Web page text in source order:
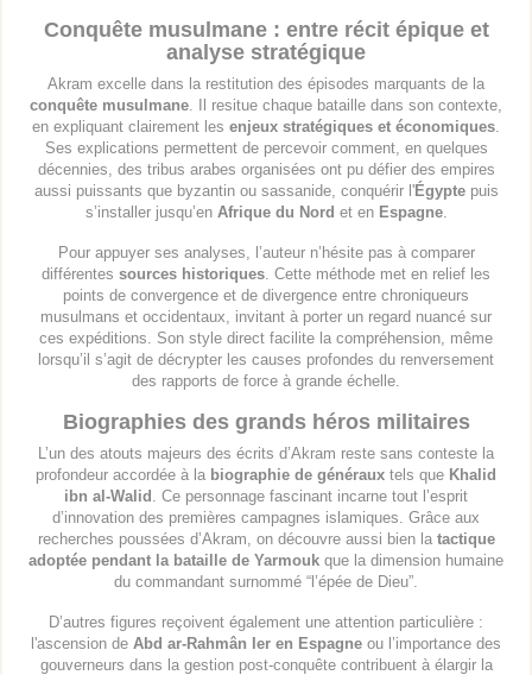
Conquête musulmane : entre récit épique et
analyse stratégique
Akram excelle dans la restitution des épisodes marquants de la
conquête musulmane . Il resitue chaque bataille dans son contexte,
en expliquant clairement les enjeux stratégiques et économiques
Ses explications permettent de percevoir comment, en quelques
décennies, des tribus arabes organisées ont pu défier des empires
aussi puissants que byzantin ou sassanide, conquérir l'Égyptepuis
s’installer jusqu’en Afrique du Nord et en Espagne.
Pour appuyer ses analyses, l’auteur n’hésite pas à comparer
différentes sources historiques . Cette méthode met en relief les
points de convergence et de divergence entre chroniqueurs
musulmans et occidentaux, invitant à porter un regard nuancé sur
ces expéditions. Son style direct facilite la compréhension, même
lorsqu’il s’agit de décrypter les causes profondes du renversement
des rapports de force à grande échelle.
Biographies des grands héros militaires
L’un des atouts majeurs des écrits d’Akram reste sans conteste la
profondeur accordée à la biographie de généraux tels que Khalid
ibn al-Walid . Ce personnage fascinant incarne tout l’esprit
d’innovation des premières campagnes islamiques. Grâce aux
recherches poussées d’Akram, on découvre aussi bien la tactique
adoptée pendant la bataille de Yarmouk que la dimension humaine
du commandant surnommé “l’épée de Dieu”.
D’autres figures reçoivent également une attention particulière :
l'ascension de Abd ar-Rahmân Ier en Espagne ou l’importance des
gouverneurs dans la gestion post-conquête contribuent à élargir la